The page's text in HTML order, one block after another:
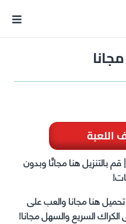
اللعبة
بالتنزيل هنا مجانًا وبدون
هنا مجانا والعب على
السريع والسهل مجانا!